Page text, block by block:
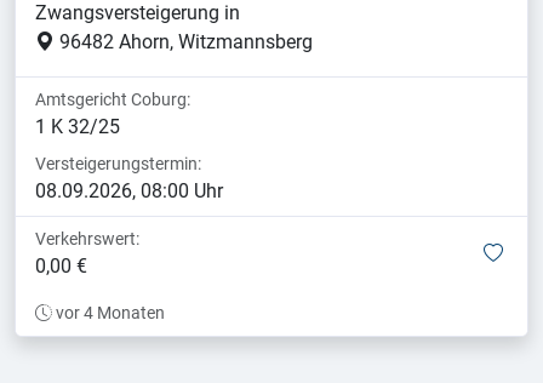
Zwangsversteigerung in
96482 Ahorn, Witzmannsberg
Amtsgericht Coburg:
1 K 32/25
Versteigerungstermin:
08.09.2026, 08:00 Uhr
Verkehrswert:
0,00 €
vor 4 Monaten